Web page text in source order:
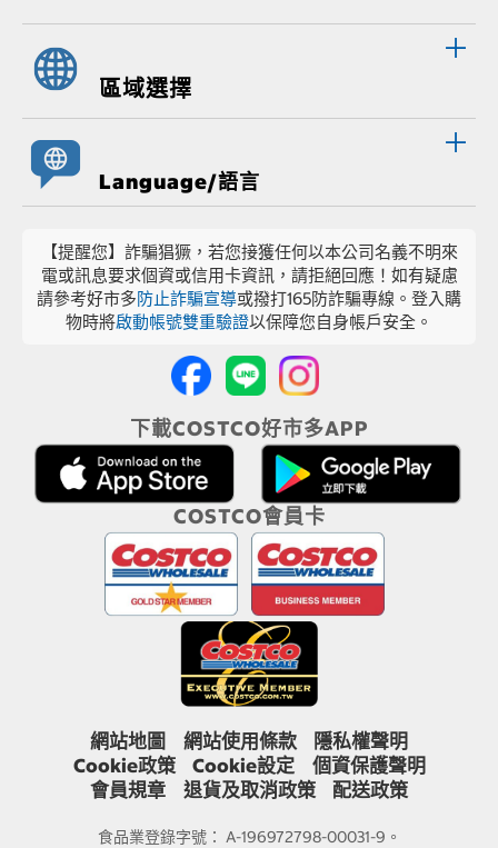
區域選擇
Language/語言
【提醒您】詐騙猖獗，若您接獲任何以本公司名義不明來
電或訊息要求個資或信用卡資訊，請拒絕回應！如有疑慮
請參考好市多防止詐騙宣導或撥打165防詐騙專線。登入購
物時將啟動帳號雙重驗證以保障您自身帳戶安全。
下載COSTCO好市多APP
COSTCO會員卡
網站地圖 網站使用條款
隱私權聲明
Cookie政策
Cookie設定
個資保護聲明
會員規章
退貨及取消政策 配送政策
食品業登錄字號： A-196972798-00031-9。